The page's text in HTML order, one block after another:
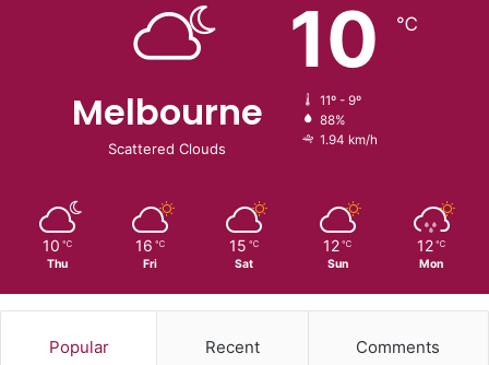
Melbourne
Scattered Clouds
10 ℃
11º - 9º
88%
1.94 km/h
10 ℃
Thu
16 ℃
Fri
15 ℃
Sat
12 ℃
Sun
12 ℃
Mon
Popular Recent Comments